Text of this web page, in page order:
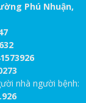
Phú Nhuận,
nhà người bệnh: